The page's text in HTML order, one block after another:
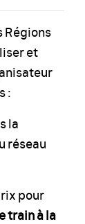
Régions
et
:
la
réseau
pour
train à la